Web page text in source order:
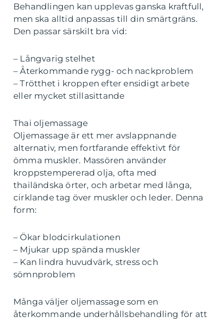
Behandlingen kan upplevas ganska kraftfull,
men ska alltid anpassas till din smärtgräns.
Den passar särskilt bra vid:
– Långvarig stelhet
– Återkommande rygg- och nackproblem
– Trötthet i kroppen efter ensidigt arbete
eller mycket stillasittande
Thai oljemassage
Oljemassage är ett mer avslappnande
alternativ, men fortfarande effektivt för
ömma muskler. Massören använder
kroppstempererad olja, ofta med
thailändska örter, och arbetar med långa,
cirklande tag över muskler och leder. Denna
form:
– Ökar blodcirkulationen
– Mjukar upp spända muskler
– Kan lindra huvudvärk, stress och
sömnproblem
Många väljer oljemassage som en
återkommande underhållsbehandling för att